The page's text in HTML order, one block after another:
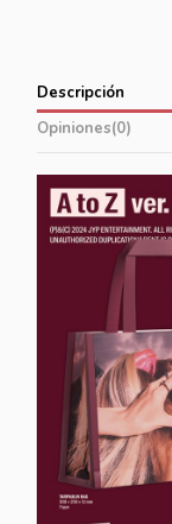
Descripción
Opiniones(0)